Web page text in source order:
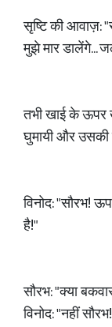
सृष्टि की आवाज़:
मुझे मार डालेंगे...
तभी खाई के ऊपर
घुमायी और
विनोद: "सौरभ!
है!"
सौरभ: "क्या
विनोद: "नहीं